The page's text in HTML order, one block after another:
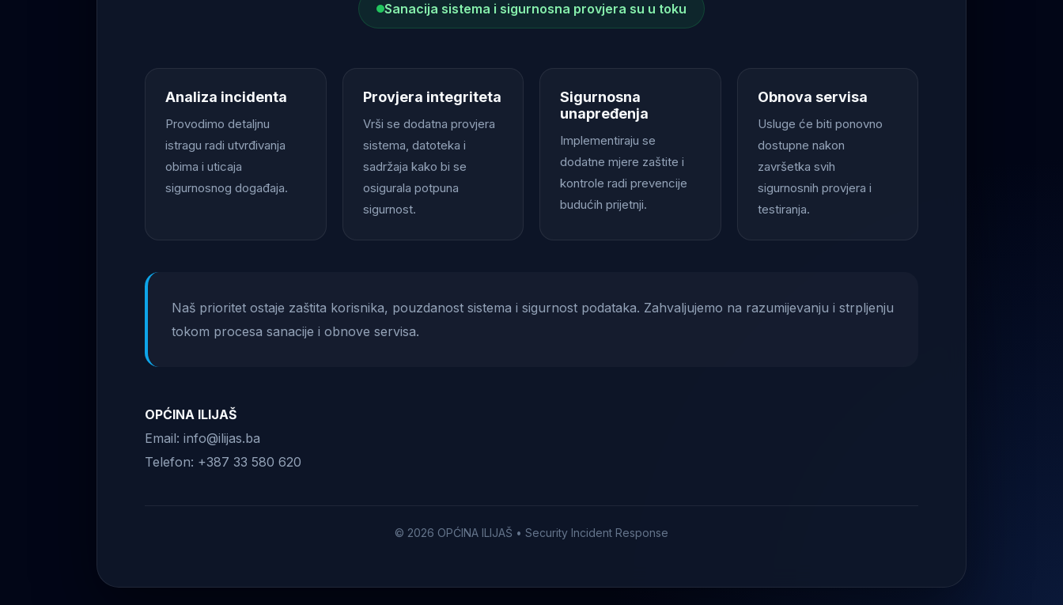
Sanacija sistema i sigurnosna provjera su u toku
Analiza incidenta
Provodimo detaljnu
istragu radi utvrđivanja
obima i uticaja
sigurnosnog događaja.
Provjera integriteta
Vrši se dodatna provjera
sistema, datoteka i
sadržaja kako bi se
osigurala potpuna
sigurnost.
Sigurnosna
unapređenja
Implementiraju se
dodatne mjere zaštite i
kontrole radi prevencije
budućih prijetnji.
Obnova servisa
Usluge će biti ponovno
dostupne nakon
završetka svih
sigurnosnih provjera i
testiranja.
Naš prioritet ostaje zaštita korisnika, pouzdanost sistema i sigurnost podataka. Zahvaljujemo na razumijevanju i strpljenju
tokom procesa sanacije i obnove servisa.
OPĆINA ILIJAŠ
Email: info@ilijas.ba
Telefon: +387 33 580 620
© 2026 OPĆINA ILIJAŠ • Security Incident Response